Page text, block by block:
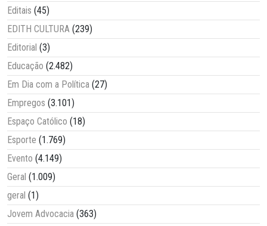
Editais (45)
EDITH CULTURA (239)
Editorial (3)
Educação (2.482)
Em Dia com a Política (27)
Empregos (3.101)
Espaço Católico (18)
Esporte (1.769)
Evento (4.149)
Geral (1.009)
geral (1)
Jovem Advocacia (363)